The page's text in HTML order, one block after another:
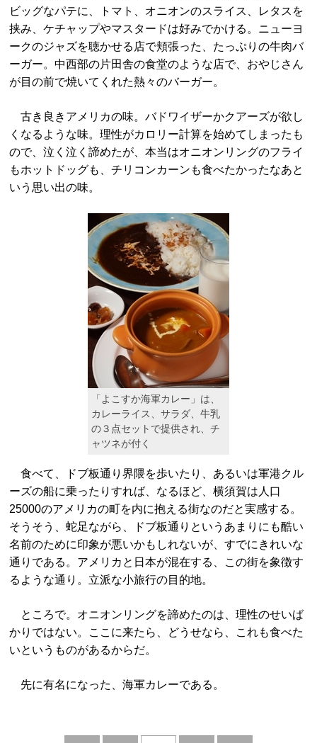
ビッグなパテに、トマト、オニオンのスライス、レタスを
挟み、ケチャップやマスタードは好みでかける。ニューヨ
ークのジャズを聴かせる店で頬張った、たっぷりの牛肉バ
ーガー。中西部の片田舎の食堂のような店で、おやじさん
が目の前で焼いてくれた熱々のバーガー。
古き良きアメリカの味。バドワイザーかクアーズが欲し
くなるような味。理性がカロリー計算を始めてしまったも
ので、泣く泣く諦めたが、本当はオニオンリングのフライ
もホットドッグも、チリコンカーンも食べたかったなあと
いう思い出の味。
「よこすか海軍カレー」は、
カレーライス、サラダ、牛乳
の３点セットで提供され、チ
ャツネが付く
食べて、ドブ板通り界隈を歩いたり、あるいは軍港クル
ーズの船に乗ったりすれば、なるほど、横須賀は人口
25000のアメリカの町を内に抱える街なのだと実感する。
そうそう、蛇足ながら、ドブ板通りというあまりにも酷い
名前のために印象が悪いかもしれないが、すでにきれいな
通りである。アメリカと日本が混在する、この街を象徴す
るような通り。立派な小旅行の目的地。
ところで。オニオンリングを諦めたのは、理性のせいば
かりではない。ここに来たら、どうせなら、これも食べた
いというものがあるからだ。
先に有名になった、海軍カレーである。